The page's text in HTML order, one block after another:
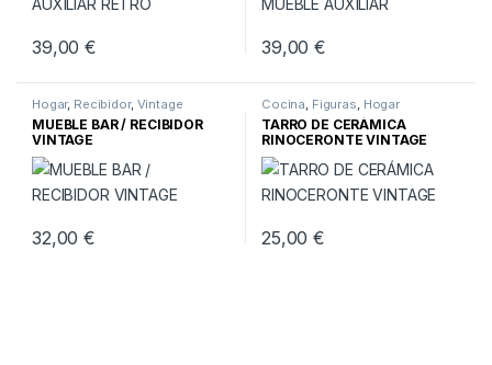
39,00€ 39,00€
Hogar, Recibidor, Vintage
MUEBLE BAR / RECIBIDOR
VINTAGE
32,00€
Cocina, Figuras, Hogar
TARRO DE CERÁMICA
RINOCERONTE VINTAGE
25,00€